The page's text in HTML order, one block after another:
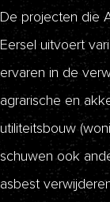
De projecten die
Eersel uitvoert
ervaren in de
agrarische en
utiliteitsbouw
schuwen ook
asbest